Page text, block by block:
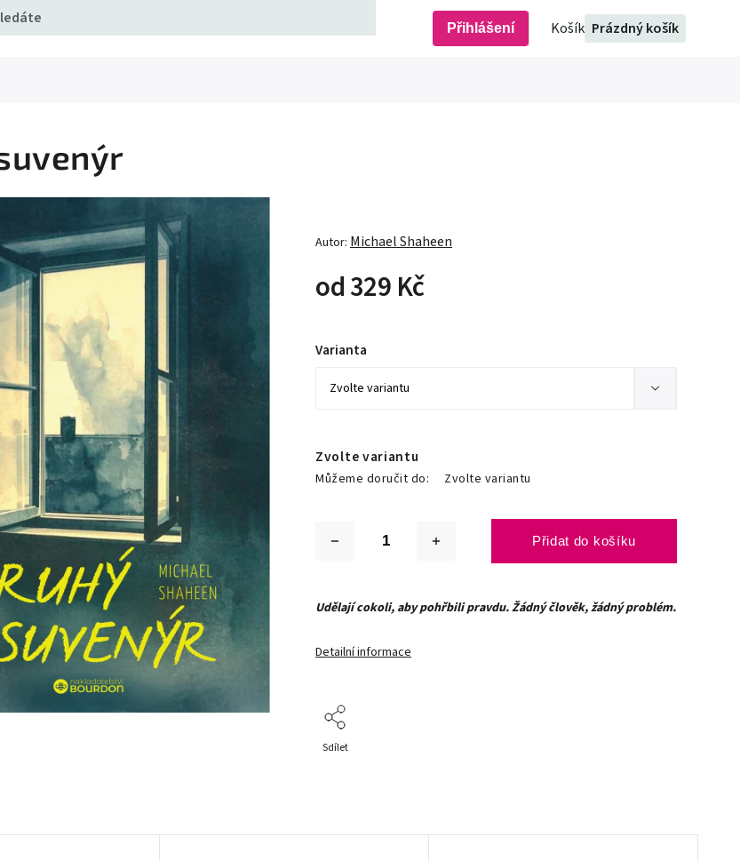
Prázdný košík
Přihlášení
Autor: Michael Shaheen
od329 Kč
Zvolte variantu
Můžeme doručit do: Zvolte variantu
Varianta
Přidat do košíku
Udělají cokoli, aby pohřbili pravdu. Žádný člověk, žádný problém.
Detailní informace
Sdílet